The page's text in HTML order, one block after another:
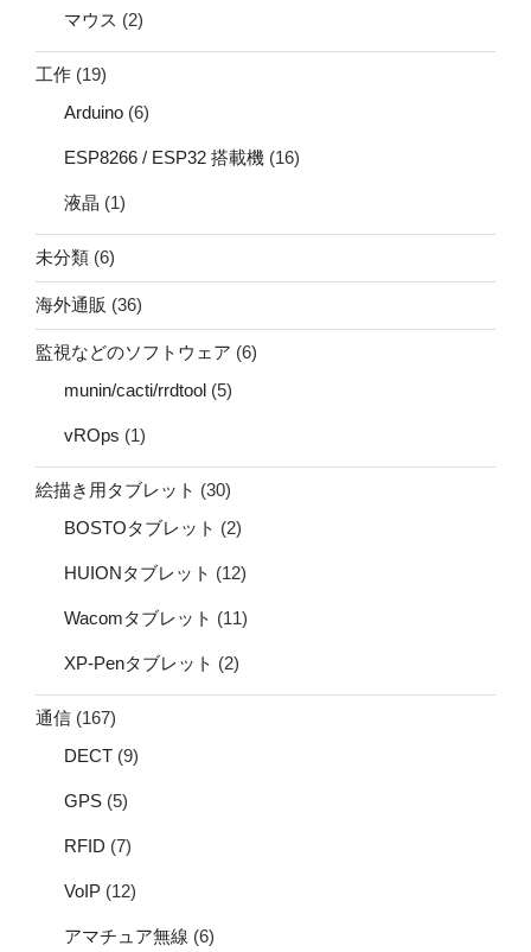
マウス (2)
工作 (19)
Arduino (6)
ESP8266 / ESP32 搭載機 (16)
液晶 (1)
未分類 (6)
海外通販 (36)
監視などのソフトウェア (6)
munin/cacti/rrdtool (5)
vROps (1)
絵描き用タブレット (30)
BOSTOタブレット (2)
HUIONタブレット (12)
Wacomタブレット (11)
XP-Penタブレット (2)
通信 (167)
DECT (9)
GPS (5)
RFID (7)
VoIP (12)
アマチュア無線 (6)